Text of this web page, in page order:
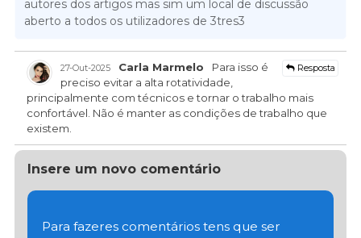
autores dos artigos mas sim um local de discussão
aberto a todos os utilizadores de 3tres3
27-Out-2025 Resposta
Carla Marmelo
Para isso é
preciso evitar a alta rotatividade,
principalmente com técnicos e tornar o trabalho mais
confortável. Não é manter as condições de trabalho que
existem.
Insere um novo comentário
Para fazeres comentários tens que ser